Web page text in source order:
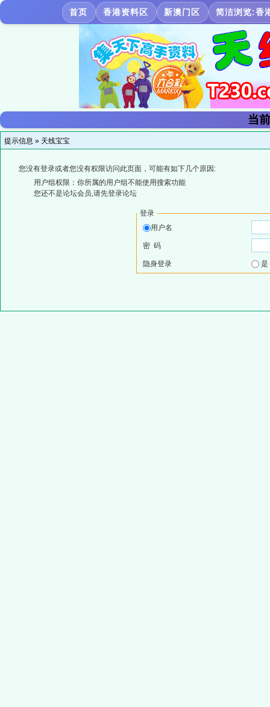
首页 香港资料区 新澳门区 简洁浏览:香
当
提示信息 » 天线宝宝
您没有登录或者您没有权限访问此页面，可能有如下几个原因:
用户组权限：你所属的用户组不能使用搜索功能
您还不是论坛会员,请先登录论坛
登录
用户名
密 码
隐身登录